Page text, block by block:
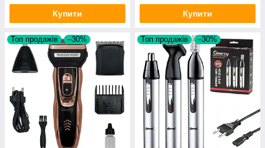
Купити Купити
Топ продажів –30% Топ продажів –30%